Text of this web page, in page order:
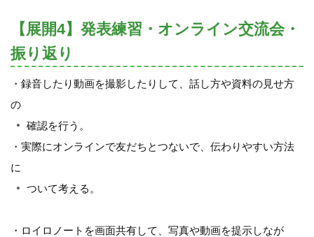
【展開4】発表練習・オンライン交流会・
振り返り
・録音したり動画を撮影したりして、話し方や資料の見せ方
の
確認を行う。
・実際にオンラインで友だちとつないで、伝わりやすい方法
に
ついて考える。
・ロイロノートを画面共有して、写真や動画を提示しなが